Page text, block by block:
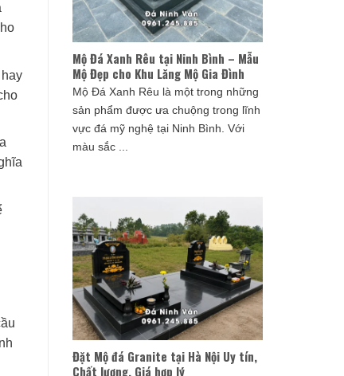
Mộ Đá Xanh Rêu tại Ninh Bình – Mẫu
Mộ Đẹp cho Khu Lăng Mộ Gia Đình
Mộ Đá Xanh Rêu là một trong những
sản phẩm được ưa chuộng trong lĩnh
vực đá mỹ nghệ tại Ninh Bình. Với
màu sắc ...
Đặt Mộ đá Granite tại Hà Nội Uy tín,
Chất lượng, Giá hợp lý